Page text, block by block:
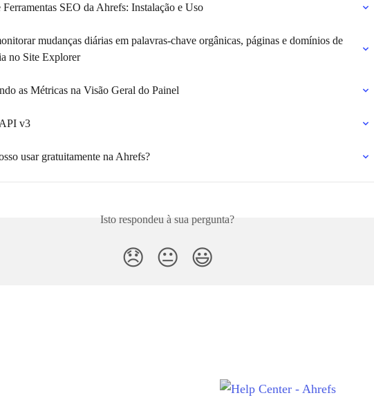
Ferramentas SEO da Ahrefs: Instalação e Uso
mudanças diárias em palavras-chave orgânicas, páginas e domínios de
no Site Explorer
as Métricas na Visão Geral do Painel
v3
usar gratuitamente na Ahrefs?
Isto respondeu à sua pergunta?
😞 😐 😃